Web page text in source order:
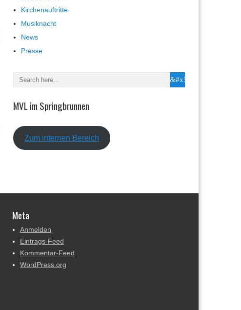
Kirchenauftritte
Musiknacht
News
Presse
MVL im Springbrunnen
Zum internen Bereich
Meta
Anmelden
Eintrags-Feed
Kommentar-Feed
WordPress.org